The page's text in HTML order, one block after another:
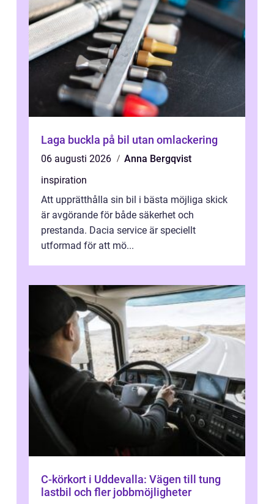
Laga buckla på bil utan omlackering
06 augusti 2026
Anna Bergqvist
inspiration
Att upprätthålla sin bil i bästa möjliga skick
är avgörande för både säkerhet och
prestanda. Dacia service är speciellt
utformad för att mö...
C-körkort i Uddevalla: Vägen till tung
lastbil och fler jobbmöjligheter